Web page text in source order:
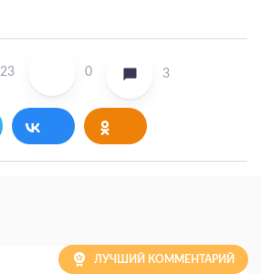
23 0 3
ЛУЧШИЙ КОММЕНТАРИЙ